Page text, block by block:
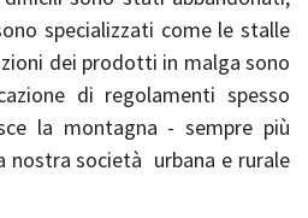
specializzati come le stalle
dei prodotti in malga sono
di regolamenti spesso
la montagna - sempre più
nostra società urbana e rurale